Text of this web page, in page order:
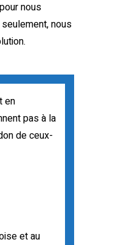
nous
nous
en
pas à la
de ceux-
et au